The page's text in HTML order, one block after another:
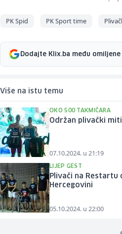
PK Spid PK Sport time
Dodajte Klix.ba među
Više na istu temu
OKO 500 TAKMIČARA
Održan plivački
07.10.2024. u 21:19
LIJEP GEST
Plivači na Restartu
Hercegovini
05.10.2024. u 22:00